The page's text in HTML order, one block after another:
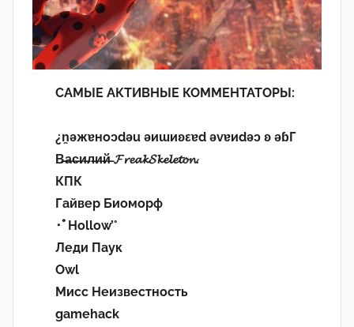
САМЫЕ АКТИВНЫЕ КОММЕНТАТОРЫ:
¿n̯ǝжɐноɔdǝu ǝиɯиʚεɐd ǝvɐиdǝɔ ʚ ǝɓГ
В̶а̶с̶и̶л̶и̶й̶ 𝓕𝓻𝓮𝓪𝓴𝓢𝓴𝓮𝓵𝓮𝓽𝓸𝓷.
КПК
Гайвер Биоморф
･ﾟHollow’°
Леди Паук
Owl
Мисс Неизвестность
gamehack